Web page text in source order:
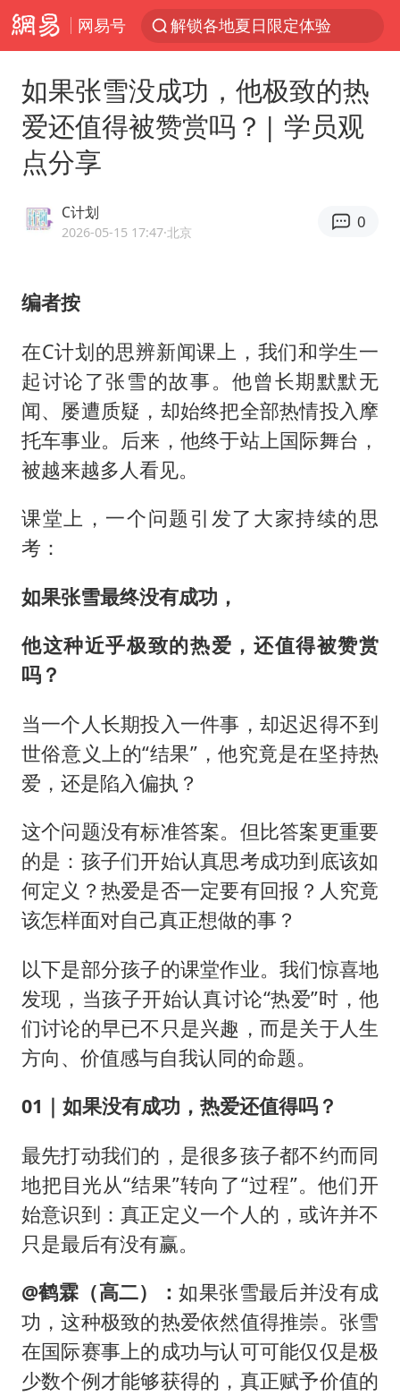
网易号
解锁各地夏日限定体验
香港宏福苑火灾或由烟头引起
浙江金华：市民非必要不外出
白海豚将正面袭击贯穿浙江
万岁山接盘烂尾恒大文旅城
薛之谦杭州站演唱会取消
“准2万亿”之城点名支持三所大学
习近平心系体育强国建设
如果张雪没成功，他极致的热
爱还值得被赞赏吗？| 学员观
点分享
C计划
2026-05-15 17:47·北京
0
编者按
在C计划的思辨新闻课上，我们和学生一
起讨论了张雪的故事。他曾长期默默无
闻、屡遭质疑，却始终把全部热情投入摩
托车事业。后来，他终于站上国际舞台，
被越来越多人看见。
课堂上，一个问题引发了大家持续的思
考：
如果张雪最终没有成功，
他这种近乎极致的热爱，还值得被赞赏
吗？
当一个人长期投入一件事，却迟迟得不到
世俗意义上的“结果”，他究竟是在坚持热
爱，还是陷入偏执？
这个问题没有标准答案。但比答案更重要
的是：孩子们开始认真思考成功到底该如
何定义？热爱是否一定要有回报？人究竟
该怎样面对自己真正想做的事？
以下是部分孩子的课堂作业。我们惊喜地
发现，当孩子开始认真讨论“热爱”时，他
们讨论的早已不只是兴趣，而是关于人生
方向、价值感与自我认同的命题。
01｜如果没有成功，热爱还值得吗？
最先打动我们的，是很多孩子都不约而同
地把目光从“结果”转向了“过程”。他们开
始意识到：真正定义一个人的，或许并不
只是最后有没有赢。
@鹤霖（高二）：如果张雪最后并没有成
功，这种极致的热爱依然值得推崇。张雪
在国际赛事上的成功与认可可能仅仅是极
少数个例才能够获得的，真正赋予价值的